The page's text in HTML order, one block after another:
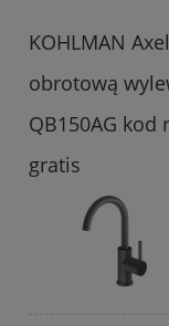
KOHLMAN
obrotową
QB150AG kod
gratis